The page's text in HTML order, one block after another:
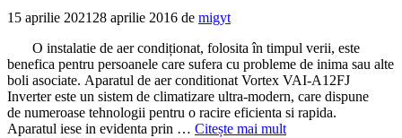
15 aprilie 2021 28 aprilie 2016 de migyt
O instalatie de aer condiționat, folosita în timpul verii, este
benefica pentru persoanele care sufera cu probleme de inima sau alte
boli asociate. Aparatul de aer conditionat Vortex VAI-A12FJ
Inverter este un sistem de climatizare ultra-modern, care dispune
de numeroase tehnologii pentru o racire eficienta si rapida.
Aparatul iese in evidenta prin … Citește mai mult